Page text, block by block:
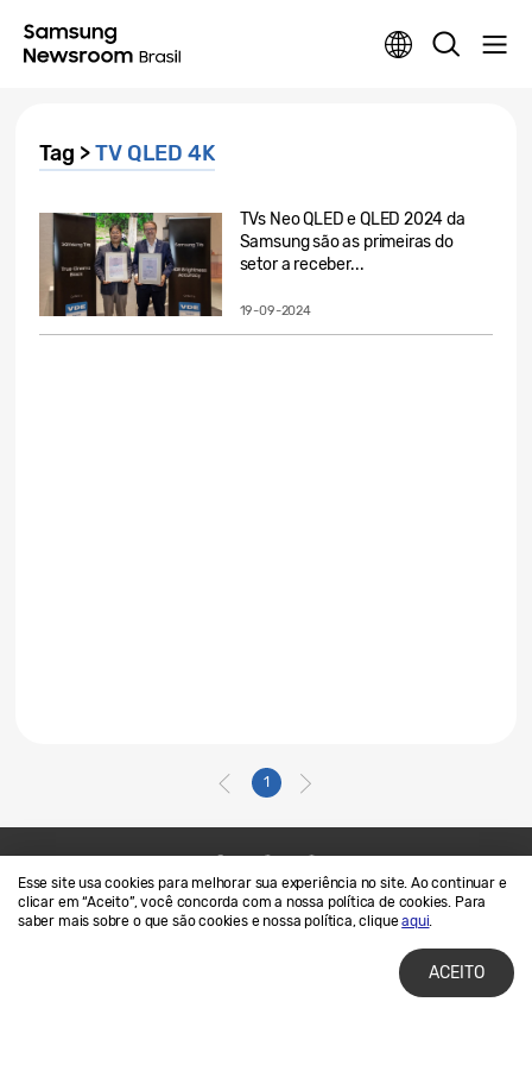
Esse site usa cookies para melhorar sua experiência no site. Ao continuar e
clicar em “Aceito”, você concorda com a nossa política de cookies. Para
saber mais sobre o que são cookies e nossa política, cliqueaqui.
ACEITO
Tag >TV QLED 4K
TVs Neo QLED e QLED 2024 da
Samsung são as primeiras do
setor a receber...
19-09-2024
1
Contato
SAMSUNG.COM
Termos de Uso
Privacidade e Cookies